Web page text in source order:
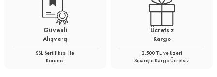
Güvenli
Alışveriş
SSL Sertifikası ile
Koruma
Ücretsiz
Kargo
2.500 TL ve üzeri
Siparişte Kargo Ücretsiz